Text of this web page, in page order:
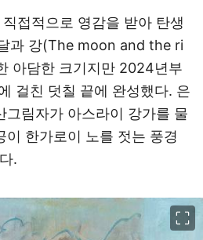
접적으로 영감을 받아 탄생
과 강(The moon and the ri
아담한 크기지만 2024년부
걸친 덧칠 끝에 완성했다. 은
그림자가 아스라이 강가를 물
이 한가로이 노를 젓는 풍경
.